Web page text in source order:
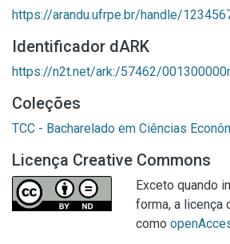
https://arandu.ufrpe.br/handle/
Identificador dARK
https://n2t.net/ark:/57462/
Coleções
TCC - Bacharelado em Ciências
Licença Creative Commons
Exceto quando
forma, a licença
como